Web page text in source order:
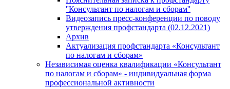
''Консультант по налогам и сборам''
Видеозапись пресс-конференции по поводу
утверждения профстандарта (02.12.2021)
Архив
Актуализация профстандарта «Консультант
по налогам и сборам»
Независимая оценка квалификации «Консультант
по налогам и сборам» - индивидуальная форма
профессиональной активности